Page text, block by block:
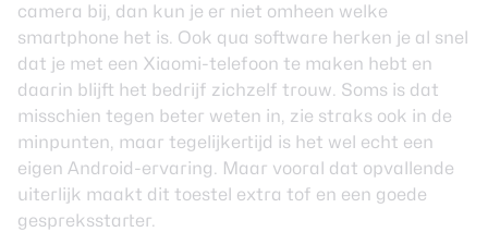
camera bij, dan kun je er niet omheen welke
smartphone het is. Ook qua software herken je al snel
dat je met een Xiaomi-telefoon te maken hebt en
daarin blijft het bedrijf zichzelf trouw. Soms is dat
misschien tegen beter weten in, zie straks ook in de
minpunten, maar tegelijkertijd is het wel echt een
eigen Android-ervaring. Maar vooral dat opvallende
uiterlijk maakt dit toestel extra tof en een goede
gespreksstarter.